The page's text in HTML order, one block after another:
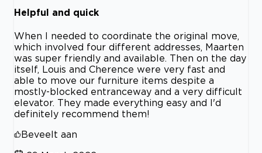
Helpful and quick
When I needed to coordinate the original move,
which involved four different addresses, Maarten
was super friendly and available. Then on the day
itself, Louis and Cherence were very fast and
able to move our furniture items despite a
mostly-blocked entranceway and a very difficult
elevator. They made everything easy and I'd
definitely recommend them!
Beveelt aan